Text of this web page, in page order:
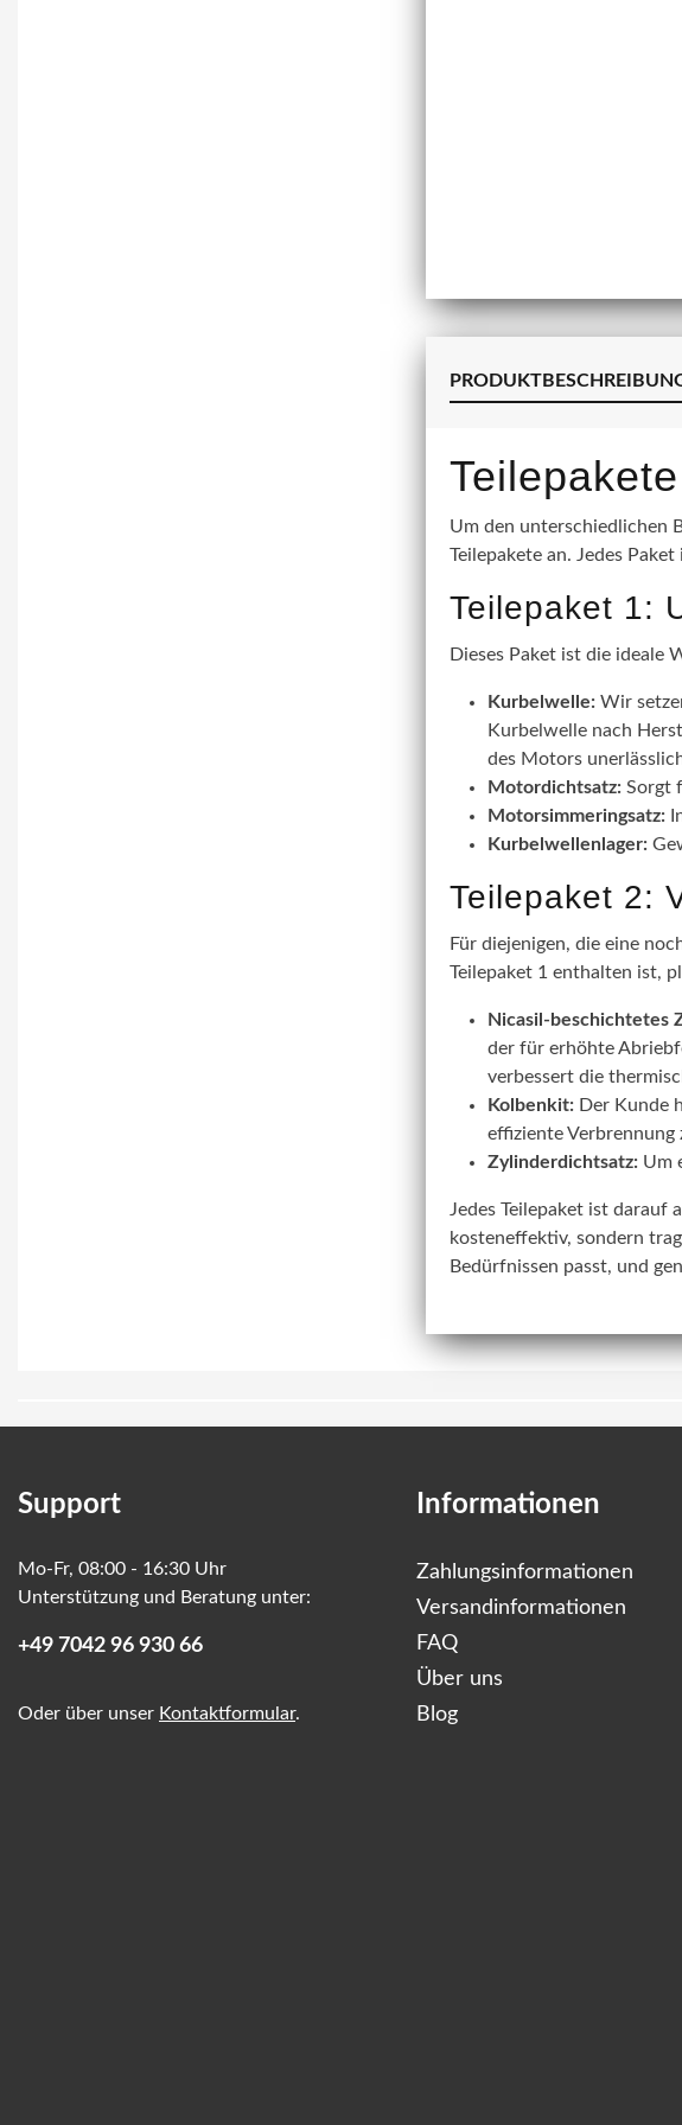
Um den unterschiedlichen
Teilepakete an. Jedes
Teilepaket 1:
Dieses Paket ist die ideale
Kurbelwelle: Wir
Kurbelwelle nach
des Motors
Motordichtsatz: Sorgt
Motorsimmeringsatz:
Kurbelwellenlager:
Teilepaket 2:
Für diejenigen, die eine
Teilepaket 1 enthalten ist,
Nicasil-beschichtetes
der für erhöhte
verbessert die
Kolbenkit: Der Kunde
effiziente
Zylinderdichtsatz: Um
Jedes Teilepaket ist darauf
kosteneffektiv, sondern
Bedürfnissen passt, und
Support
Mo-Fr, 08:00 - 16:30 Uhr
Unterstützung und Beratung unter:
+49 7042 96 930 66
Oder über unser Kontaktformular.
Informationen
Zahlungsinformationen
Versandinformationen
FAQ
Über uns
Blog